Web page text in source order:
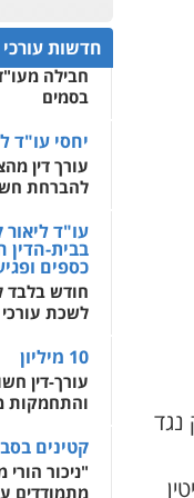
נגד
צבאי
לוי
פלילי
פלילי
דין
חדשות עורכי
חפץ חשוד
עצור בתיק
חבילה
בסמים
יחסי עו"ד
עורך דין
להברחת
עו"ד
בבית-הדין
כספים
חודש בלבד
לשכת
10 מיליון
עורך-דין
והתחמקות
קטינים
"ניכור
מתמודדים